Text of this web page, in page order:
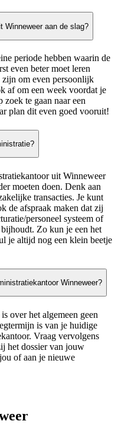
Winneweer aan de slag?
periode hebben waarin de
even beter moet leren
zijn om even persoonlijk
af om een week voordat je
zoek te gaan naar een
plan dit even goed vooruit!
uit Winneweer
moeten doen. Denk aan
transacties. Je kunt
de afspraak maken dat zij
personeel systeem of
Zo kun je een het
je altijd nog een klein beetje
Winneweer?
over het algemeen geen
is van je huidige
Vraag vervolgens
het dossier van jouw
of aan je nieuwe